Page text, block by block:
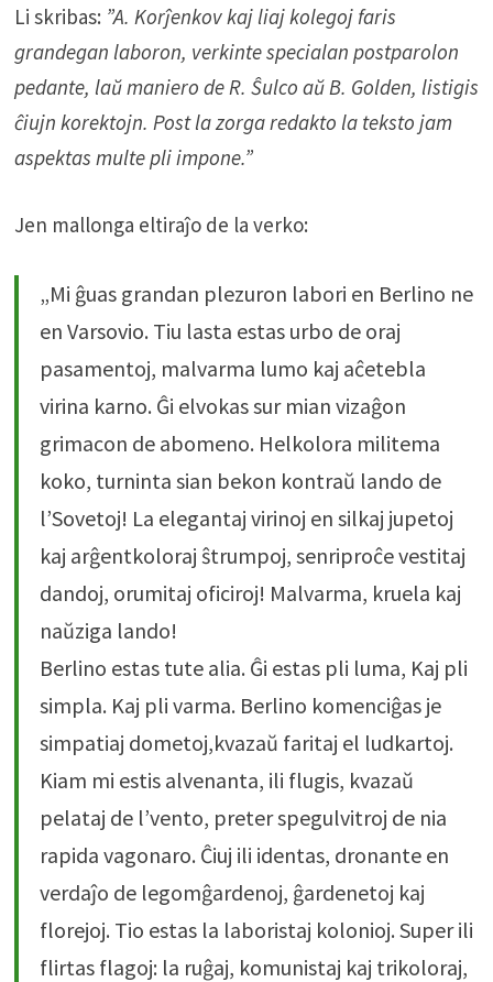
Li skribas: ”A. Korĵenkov kaj liaj kolegoj faris
grandegan laboron, verkinte specialan postparolon
pedante, laŭ maniero de R. Ŝulco aŭ B. Golden, listigis
ĉiujn korektojn. Post la zorga redakto la teksto jam
aspektas multe pli impone.”
Jen mallonga eltiraĵo de la verko:
„Mi ĝuas grandan plezuron labori en Berlino ne
en Varsovio. Tiu lasta estas urbo de oraj
pasamentoj, malvarma lumo kaj aĉetebla
virina karno. Ĝi elvokas sur mian vizaĝon
grimacon de abomeno. Helkolora militema
koko, turninta sian bekon kontraŭ lando de
l’Sovetoj! La elegantaj virinoj en silkaj jupetoj
kaj arĝentkoloraj ŝtrumpoj, senriproĉe vestitaj
dandoj, orumitaj oficiroj! Malvarma, kruela kaj
naŭziga lando!
Berlino estas tute alia. Ĝi estas pli luma, Kaj pli
simpla. Kaj pli varma. Berlino komenciĝas je
simpatiaj dometoj,kvazaŭ faritaj el ludkartoj.
Kiam mi estis alvenanta, ili flugis, kvazaŭ
pelataj de l’vento, preter spegulvitroj de nia
rapida vagonaro. Ĉiuj ili identas, dronante en
verdaĵo de legomĝardenoj, ĝardenetoj kaj
florejoj. Tio estas la laboristaj kolonioj. Super ili
flirtas flagoj: la ruĝaj, komunistaj kaj trikoloraj,